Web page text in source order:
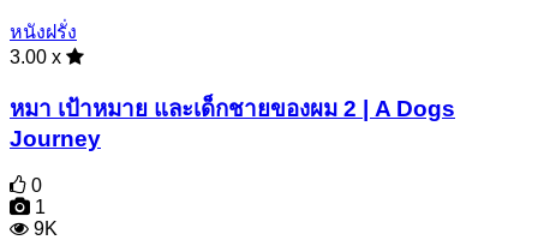
หนังฝรั่ง
3.00 x
หมา เป้าหมาย และเด็กชายของผม 2 | A Dogs
Journey
0
1
9K